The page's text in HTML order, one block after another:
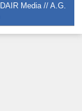
DAIR Media // A.G.